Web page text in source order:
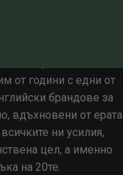
базиран в
опит в модната
си в епохата
тя промени
от години с едни от
брандове за
вдъхновени от ерата
ни усилия,
цел, а именно
на 20те.